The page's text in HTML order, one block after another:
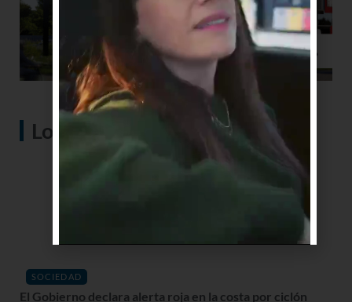
Lo más visto
SOCIEDAD
El Gobierno declara alerta roja en la costa por ciclón